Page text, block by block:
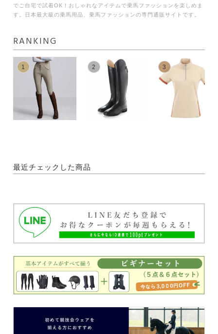
でご自宅で試着OK！おしゃれなアイテムで乗馬ファッションを楽しめま
す。日本最大級の乗馬用品、乗馬ファッションの専門通販サイトです。
RANKING
1 2 3
最近チェックした商品